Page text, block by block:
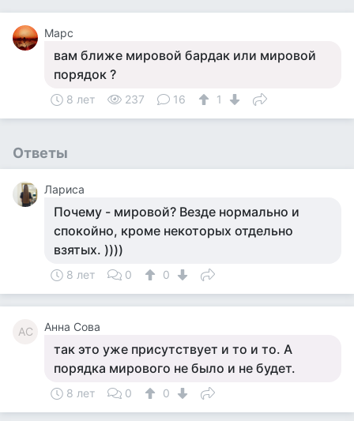
Марс
вам ближе мировой бардак или мировой
порядок ?
8 лет 237 16 1
Ответы
Лариса
Почему - мировой? Везде нормально и
спокойно, кроме некоторых отдельно
взятых. ))))
8 лет 0 0
АС Анна Сова
так это уже присутствует и то и то. А
порядка мирового не было и не будет.
8 лет 0 0